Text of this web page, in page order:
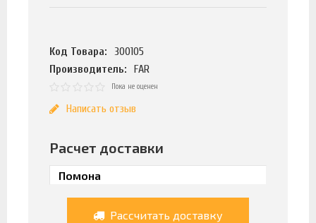
Код Товара:
300105
Производитель:
FAR
Пока не оценен
Написать отзыв
Расчет доставки
Рассчитать доставку